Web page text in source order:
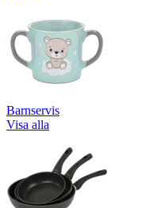
Barnservis
Visa alla